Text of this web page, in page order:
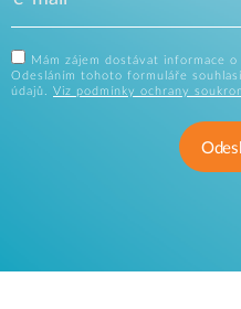
Mám zájem dostávat informace
Odesláním tohoto formuláře
údajů. Viz podmínky ochrany